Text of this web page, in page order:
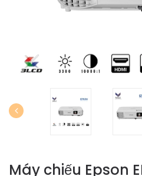
Máy chiếu Epson